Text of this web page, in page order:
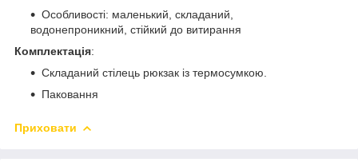
Особливості: маленький, складаний,
водонепроникний, стійкий до витирання
Комплектація:
Складаний стілець рюкзак із термосумкою.
Паковання
Приховати